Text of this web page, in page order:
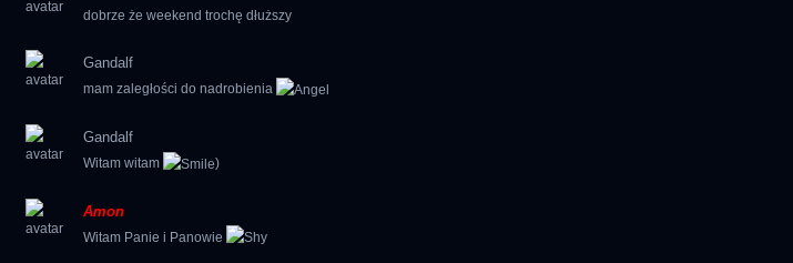
dobrze że weekend trochę dłuższy
Gandalf
mam zaległości do nadrobienia
Gandalf
Witam witam )
Amon
Witam Panie i Panowie